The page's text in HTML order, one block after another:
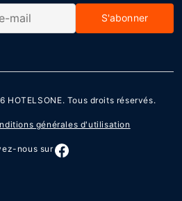
S'abonner
HOTELSONE. Tous droits réservés.
générales d'utilisation
nous sur